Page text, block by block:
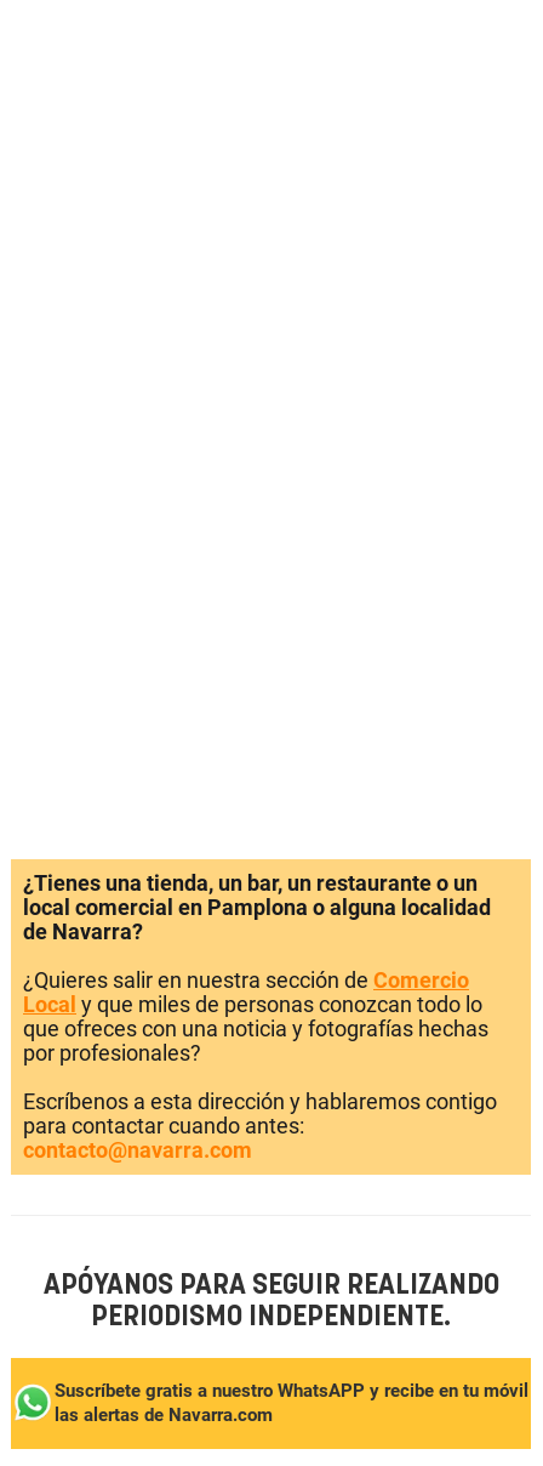
¿Tienes una tienda, un bar, un restaurante o un
local comercial en Pamplona o alguna localidad
de Navarra?
¿Quieres salir en nuestra sección de Comercio
Local y que miles de personas conozcan todo lo
que ofreces con una noticia y fotografías hechas
por profesionales?
Escríbenos a esta dirección y hablaremos contigo
para contactar cuando antes:
contacto@navarra.com
APÓYANOS PARA SEGUIR REALIZANDO
PERIODISMO INDEPENDIENTE.
Suscríbete gratis a nuestro WhatsAPP y recibe en tu móvil
las alertas de Navarra.com